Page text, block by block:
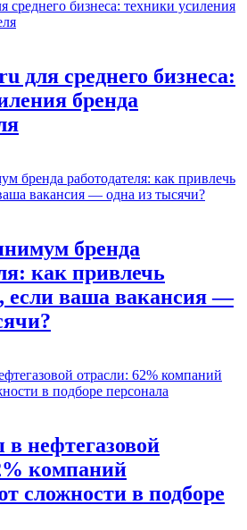
для среднего бизнеса:
бренда
бренда
как привлечь
если ваша вакансия —
нефтегазовой
компаний
сложности в подборе